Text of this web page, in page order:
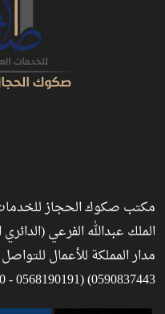
مكتب صكوك الحجاز للخدمات
الملك عبدالله الفرعي
0590837443) (0568190191 - 0568059070)